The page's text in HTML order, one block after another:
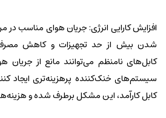
افزایش کارایی انرژی: جریان هوای مناسب در
شدن بیش از حد تجهیزات و کاهش مصرف
کابل‌های نامنظم می‌توانند مانع از جریان
سیستم‌های خنک‌کننده پرهزینه‌تری ایجاد
کابل کارآمد، این مشکل برطرف شده و